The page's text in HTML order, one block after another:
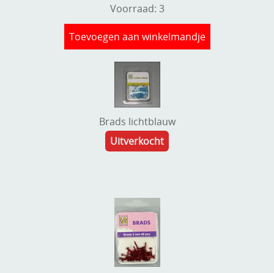
Voorraad: 3
Toevoegen aan winkelmandje
Brads lichtblauw
Uitverkocht